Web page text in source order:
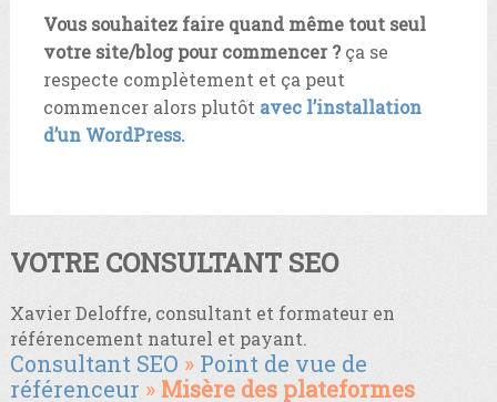
Vous souhaitez faire quand même tout seul
votre site/blog pour commencer ?ça se
respecte complètement et ça peut
commencer alors plutôt avec l’installation
d’un WordPress.
VOTRE CONSULTANT SEO
Xavier Deloffre, consultant et formateur en
référencement naturel et payant.
Consultant SEO » Point de vue de
référenceur » Misère des plateformes